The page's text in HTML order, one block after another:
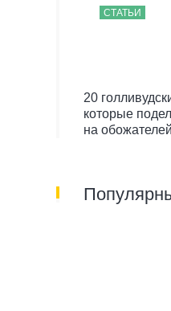
СТАТЬИ
20
которые
на